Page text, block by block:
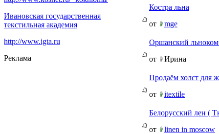
Ивановская государственная
текстильная академия
http://www.igta.ru
Реклама
Костра льна
от
mge
Оршанский
от
Ирина
Продаём холст для
от
itextile
Белорусский лен (
от
linen in moscow